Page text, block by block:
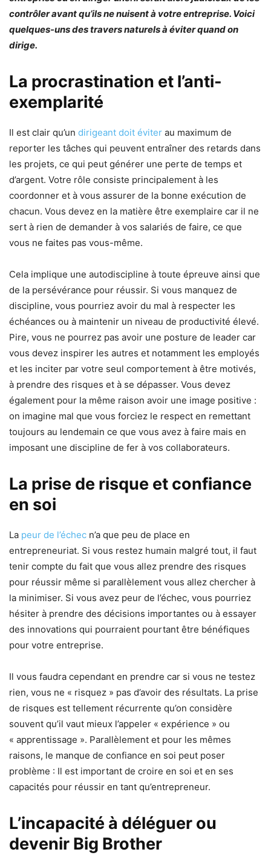
contrôler avant qu’ils ne nuisent à votre entreprise. Voici
quelques-uns des travers naturels à éviter quand on
dirige.
La procrastination et l’anti-
exemplarité
Il est clair qu’un dirigeant doit éviter au maximum de
reporter les tâches qui peuvent entraîner des retards dans
les projets, ce qui peut générer une perte de temps et
d’argent. Votre rôle consiste principalement à les
coordonner et à vous assurer de la bonne exécution de
chacun. Vous devez en la matière être exemplaire car il ne
sert à rien de demander à vos salariés de faire, ce que
vous ne faites pas vous-même.
Cela implique une autodiscipline à toute épreuve ainsi que
de la persévérance pour réussir. Si vous manquez de
discipline, vous pourriez avoir du mal à respecter les
échéances ou à maintenir un niveau de productivité élevé.
Pire, vous ne pourrez pas avoir une posture de leader car
vous devez inspirer les autres et notamment les employés
et les inciter par votre seul comportement à être motivés,
à prendre des risques et à se dépasser. Vous devez
également pour la même raison avoir une image positive :
on imagine mal que vous forciez le respect en remettant
toujours au lendemain ce que vous avez à faire mais en
imposant une discipline de fer à vos collaborateurs.
La prise de risque et confiance
en soi
La peur de l’échec n’a que peu de place en
entrepreneuriat. Si vous restez humain malgré tout, il faut
tenir compte du fait que vous allez prendre des risques
pour réussir même si parallèlement vous allez chercher à
la minimiser. Si vous avez peur de l’échec, vous pourriez
hésiter à prendre des décisions importantes ou à essayer
des innovations qui pourraient pourtant être bénéfiques
pour votre entreprise.
Il vous faudra cependant en prendre car si vous ne testez
rien, vous ne « risquez » pas d’avoir des résultats. La prise
de risques est tellement récurrente qu’on considère
souvent qu’il vaut mieux l’appeler « expérience » ou
« apprentissage ». Parallèlement et pour les mêmes
raisons, le manque de confiance en soi peut poser
problème : Il est important de croire en soi et en ses
capacités pour réussir en tant qu’entrepreneur.
L’incapacité à déléguer ou
devenir Big Brother